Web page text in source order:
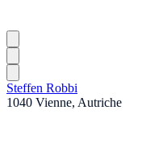
Steffen Robbi
1040 Vienne, Autriche